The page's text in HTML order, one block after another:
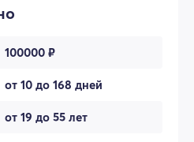
100000 ₽
от 10 до 168 дней
от 19 до 55 лет